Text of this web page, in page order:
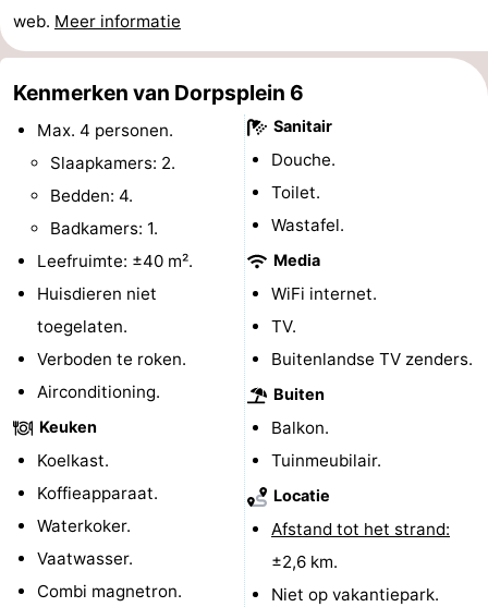
centra
Dorpen
Steden
Rondleidingen
Sporten
Zwembaden
-
Paardrijden
Golfbanen
Eten
drinken
Ringrijden
Forum
web. Meer informatie
Kenmerken van Dorpsplein 6
Max. 4 personen.
Slaapkamers: 2.
Bedden: 4.
Badkamers: 1.
Leefruimte: ±40 m².
Huisdieren niet
toegelaten.
Verboden te roken.
Airconditioning.
Keuken
Koelkast.
Koffieapparaat.
Waterkoker.
Vaatwasser.
Combi magnetron.
Sanitair
Douche.
Toilet.
Wastafel.
Media
WiFi internet.
TV.
Buitenlandse TV zenders.
Buiten
Balkon.
Tuinmeubilair.
Locatie
Afstand tot het strand:
±2,6 km.
Niet op vakantiepark.